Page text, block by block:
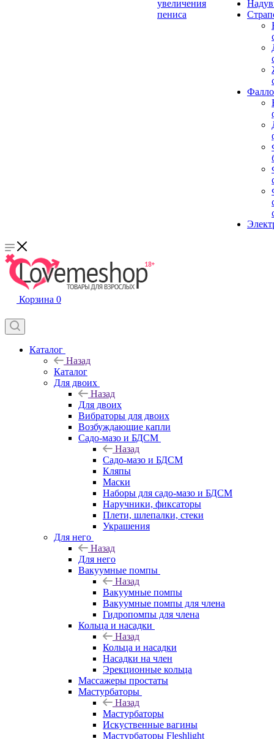
увеличения
пениса
Корзина 0
Каталог
Назад
Каталог
Для двоих
Назад
Для двоих
Вибраторы для двоих
Возбуждающие капли
Садо-мазо и БДСМ
Назад
Садо-мазо и БДСМ
Кляпы
Маски
Наборы для садо-мазо и БДСМ
Наручники, фиксаторы
Плети, шлепалки, стеки
Украшения
Для него
Назад
Для него
Вакуумные помпы
Назад
Вакуумные помпы
Вакуумные помпы для члена
Гидропомпы для члена
Кольца и насадки
Назад
Кольца и насадки
Насадки на член
Эрекционные кольца
Массажеры простаты
Мастурбаторы
Назад
Мастурбаторы
Искуственные вагины
Мастурбаторы Fleshlight